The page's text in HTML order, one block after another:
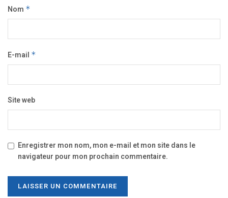
Nom *
E-mail *
Site web
Enregistrer mon nom, mon e-mail et mon site dans le
navigateur pour mon prochain commentaire.